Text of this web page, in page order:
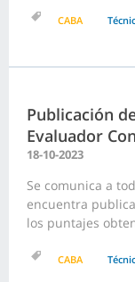
CABA
Publicación
Evaluador
18-10-2023
Se comunica a
encuentra
los puntajes
CABA